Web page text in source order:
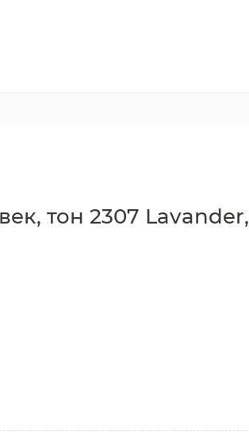
тон 2307 Lavander,